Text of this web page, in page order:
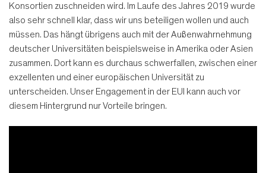
Konsortien zuschneiden wird. Im Laufe des Jahres 2019 wurde
also sehr schnell klar, dass wir uns beteiligen wollen und auch
müssen. Das hängt übrigens auch mit der Außenwahrnehmung
deutscher Universitäten beispielsweise in Amerika oder Asien
zusammen. Dort kann es durchaus schwerfallen, zwischen einer
exzellenten und einer europäischen Universität zu
unterscheiden. Unser Engagement in der EUI kann auch vor
diesem Hintergrund nur Vorteile bringen.